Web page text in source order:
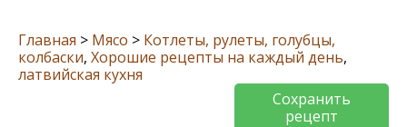
Главная > Мясо > Котлеты, рулеты, голубцы,
колбаски, Хорошие рецепты на каждый день,
латвийская кухня
Сохранить
рецепт